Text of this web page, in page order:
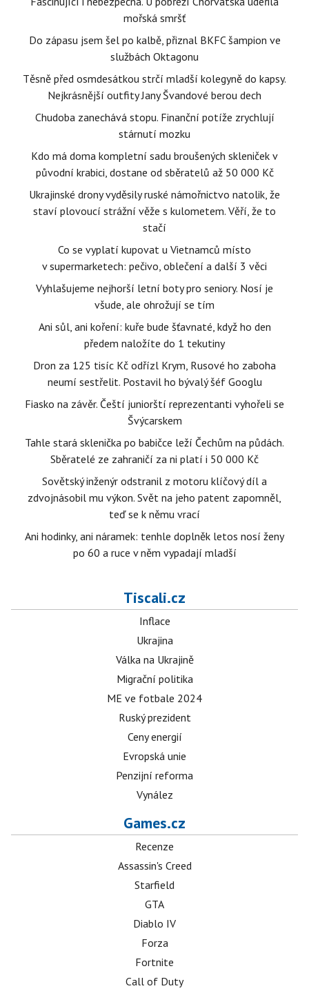
mořská smršť
Do zápasu jsem šel po kalbě, přiznal BKFC šampion ve
službách Oktagonu
Těsně před osmdesátkou strčí mladší kolegyně do kapsy.
Nejkrásnější outfity Jany Švandové berou dech
Chudoba zanechává stopu. Finanční potíže zrychlují
stárnutí mozku
Kdo má doma kompletní sadu broušených skleniček v
původní krabici, dostane od sběratelů až 50 000 Kč
Ukrajinské drony vyděsily ruské námořnictvo natolik, že
staví plovoucí strážní věže s kulometem. Věří, že to
stačí
Co se vyplatí kupovat u Vietnamců místo
v supermarketech: pečivo, oblečení a další 3 věci
Vyhlašujeme nejhorší letní boty pro seniory. Nosí je
všude, ale ohrožují se tím
Ani sůl, ani koření: kuře bude šťavnaté, když ho den
předem naložíte do 1 tekutiny
Dron za 125 tisíc Kč odřízl Krym, Rusové ho zaboha
neumí sestřelit. Postavil ho bývalý šéf Googlu
Fiasko na závěr. Čeští juniorští reprezentanti vyhořeli se
Švýcarskem
Tahle stará sklenička po babičce leží Čechům na půdách.
Sběratelé ze zahraničí za ni platí i 50 000 Kč
Sovětský inženýr odstranil z motoru klíčový díl a
zdvojnásobil mu výkon. Svět na jeho patent zapomněl,
teď se k němu vrací
Ani hodinky, ani náramek: tenhle doplněk letos nosí ženy
po 60 a ruce v něm vypadají mladší
Tiscali.cz
Inflace
Ukrajina
Válka na Ukrajině
Migrační politika
ME ve fotbale 2024
Ruský prezident
Ceny energií
Evropská unie
Penzijní reforma
Vynález
Games.cz
Recenze
Assassin's Creed
Starfield
GTA
Diablo IV
Forza
Fortnite
Call of Duty